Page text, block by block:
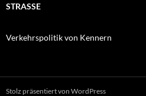
STRASSE
Verkehrspolitik von Kennern
Stolz präsentiert von WordPress